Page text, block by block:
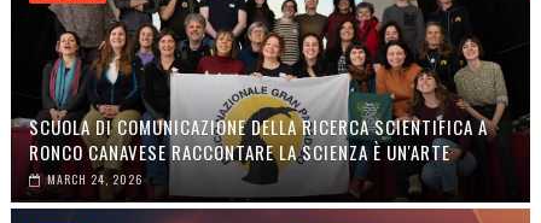
SCUOLA DI COMUNICAZIONE DELLA RICERCA SCIENTIFICA A
RONCO CANAVESE RACCONTARE LA SCIENZA È UN'ARTE
MARCH 24, 2026